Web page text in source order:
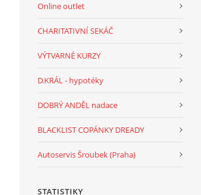
Online outlet
CHARITATIVNÍ SEKÁČ
VÝTVARNÉ KURZY
D.KRÁL - hypotéky
DOBRÝ ANDĚL nadace
BLACKLIST COPÁNKY DREADY
Autoservis Šroubek (Praha)
STATISTIKY